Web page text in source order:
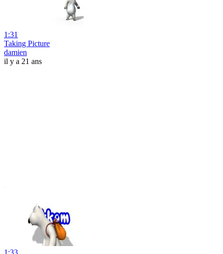
1:31
Taking Picture
damien
il y a 21 ans